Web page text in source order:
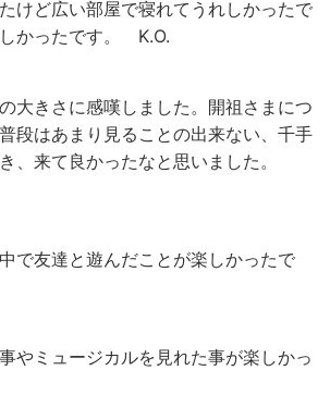
けど広い部屋で寝れてうれしかったで
かったです。 K.O.
大きさに感嘆しました。開祖さまにつ
段はあまり見ることの出来ない、千手
、来て良かったなと思いました。
で友達と遊んだことが楽しかったで
やミュージカルを見れた事が楽しかっ